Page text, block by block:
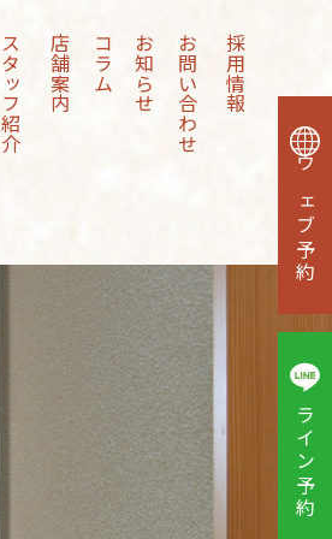
スタッフ紹介 店舗案内 コラム お知らせ お問い合わせ 採用情報
ウェブ予約
ライン予約